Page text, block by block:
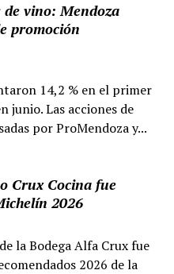
de vino: Mendoza
promoción
14,2 % en el primer
junio. Las acciones de
por ProMendoza y...
Crux Cocina fue
2026
la Bodega Alfa Crux fue
2026 de la